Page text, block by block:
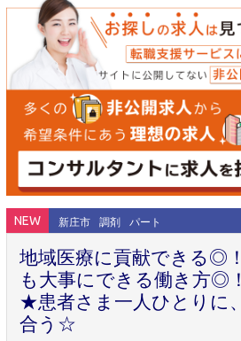
NEW 新庄市 調剤 パート
地域医療に貢献できる◎
も大事にできる働き方◎
★患者さま一人ひとりに
合う☆